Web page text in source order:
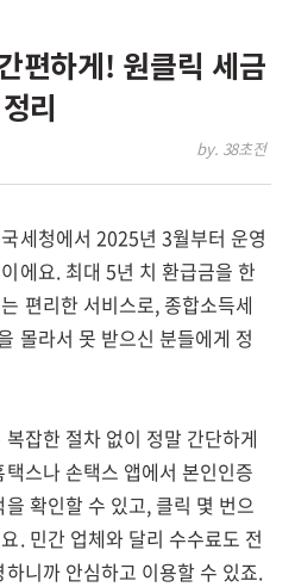
편하게! 원클릭 세금
리
by. 38초전
세청에서 2025년 3월부터 운영
에요. 최대 5년 치 환급금을 한
편리한 서비스로, 종합소득세
몰라서 못 받으신 분들에게 정
잡한 절차 없이 정말 간단하게
스나 손택스 앱에서 본인인증
확인할 수 있고, 클릭 몇 번으
. 민간 업체와 달리 수수료도 전
니까 안심하고 이용할 수 있죠.